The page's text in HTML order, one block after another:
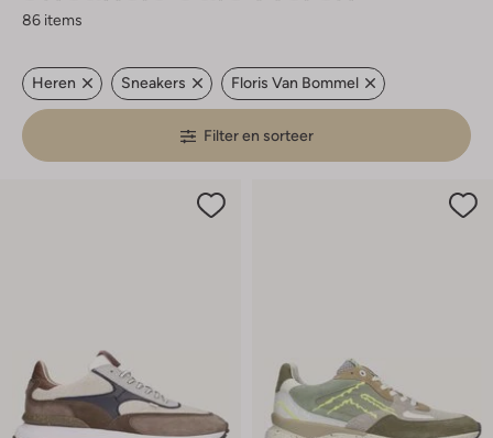
86 items
Heren Sneakers Floris Van Bommel
Filter en sorteer